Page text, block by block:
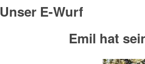
Unser E-Wurf
Emil hat